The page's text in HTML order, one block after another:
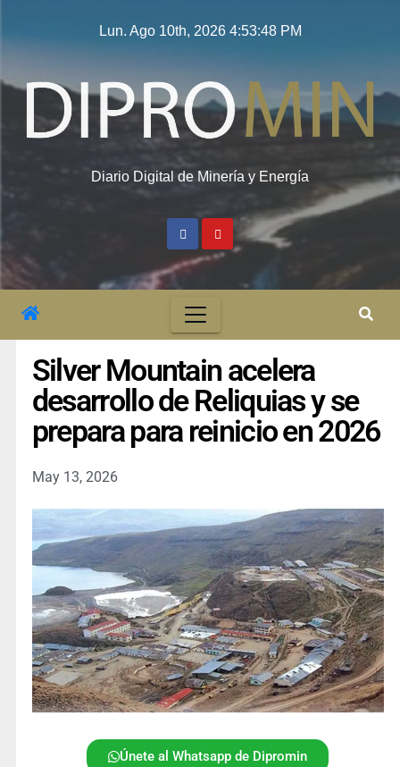
Lun. Ago 10th, 2026 4:53:49 PM
Diario Digital de Minería y Energía
Silver Mountain acelera
desarrollo de Reliquias y se
prepara para reinicio en 2026
May 13, 2026
Únete al Whatsapp de Dipromin